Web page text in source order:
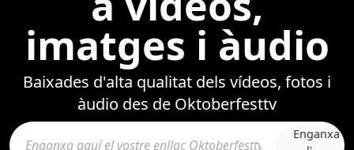
imatges i àudio
Baixades d'alta qualitat dels vídeos, fotos i
àudio des de Oktoberfesttv
Enganxa